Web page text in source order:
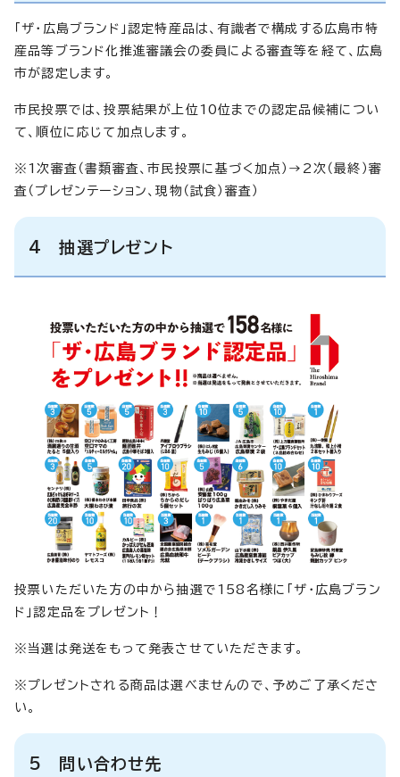
「ザ・広島ブランド」認定特産品は、有識者で構成する広島市特
産品等ブランド化推進審議会の委員による審査等を経て、広島
市が認定します。
市民投票では、投票結果が上位10位までの認定品候補につい
て、順位に応じて加点します。
※1次審査（書類審査、市民投票に基づく加点）→2次（最終）審
査（プレゼンテーション、現物（試食）審査）
4 抽選プレゼント
投票いただいた方の中から抽選で158名様に「ザ・広島ブラン
ド」認定品をプレゼント！
※当選は発送をもって発表させていただきます。
※プレゼントされる商品は選べませんので、予めご了承くださ
い。
5 問い合わせ先